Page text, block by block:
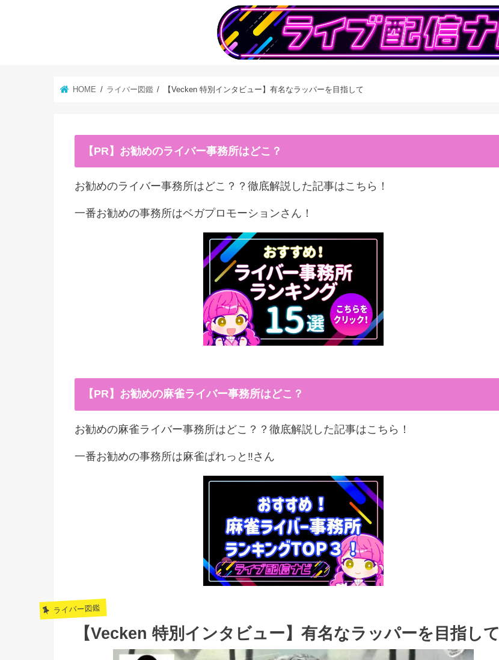
HOME ライバー図鑑 【Vecken 特別インタビュー】有名なラッパーを目指して
【PR】お勧めのライバー事務所はどこ？
お勧めのライバー事務所はどこ？？徹底解説した記事はこちら！
一番お勧めの事務所はベガプロモーションさん！
【PR】お勧めの麻雀ライバー事務所はどこ？
お勧めの麻雀ライバー事務所はどこ？？徹底解説した記事はこちら！
一番お勧めの事務所は麻雀ぱれっと‼︎さん
ライバー図鑑
【Vecken 特別インタビュー】有名なラッパーを目指して